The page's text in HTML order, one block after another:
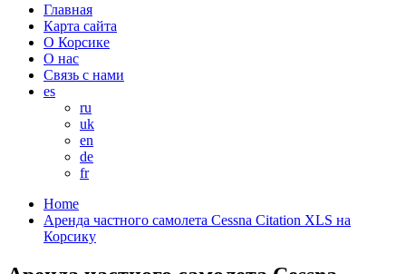
Главная
Карта сайта
О Корсике
О нас
Связь с нами
es
ru
uk
en
de
fr
Home
Аренда частного самолета Cessna Citation XLS на
Корсику